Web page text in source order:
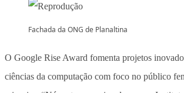
Fachada da ONG de Planaltina
O Google Rise Award fomenta projetos
ciências da computação com foco no público